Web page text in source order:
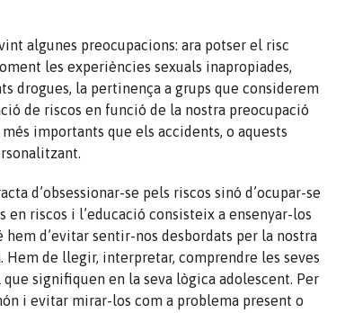
algunes preocupacions: ara potser el risc
les experiències sexuals inapropiades,
drogues, la pertinença a grups que considerem
de riscos en funció de la nostra preocupació
importants que els accidents, o aquests
d’obsessionar-se pels riscos sinó d’ocupar-se
riscos i l’educació consisteix a ensenyar-los
d’evitar sentir-nos desbordats per la nostra
de llegir, interpretar, comprendre les seves
signifiquen en la seva lògica adolescent. Per
i evitar mirar-los com a problema present o